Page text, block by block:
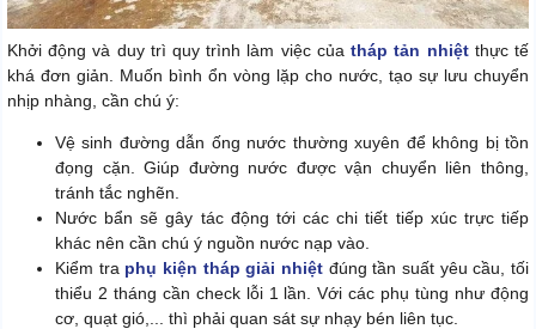
Khởi động và duy trì quy trình làm việc củatháp tản nhiệtthực tế
khá đơn giản. Muốn bình ổn vòng lặp cho nước, tạo sự lưu chuyển
nhịp nhàng, cần chú ý:
Vệ sinh đường dẫn ống nước thường xuyên để không bị tồn
đọng cặn. Giúp đường nước được vận chuyển liên thông,
tránh tắc nghẽn.
Nước bẩn sẽ gây tác động tới các chi tiết tiếp xúc trực tiếp
khác nên cần chú ý nguồn nước nạp vào.
Kiểm tra phụ kiện tháp giải nhiệt đúng tần suất yêu cầu, tối
thiểu 2 tháng cần check lỗi 1 lần. Với các phụ tùng như động
cơ, quạt gió,... thì phải quan sát sự nhạy bén liên tục.